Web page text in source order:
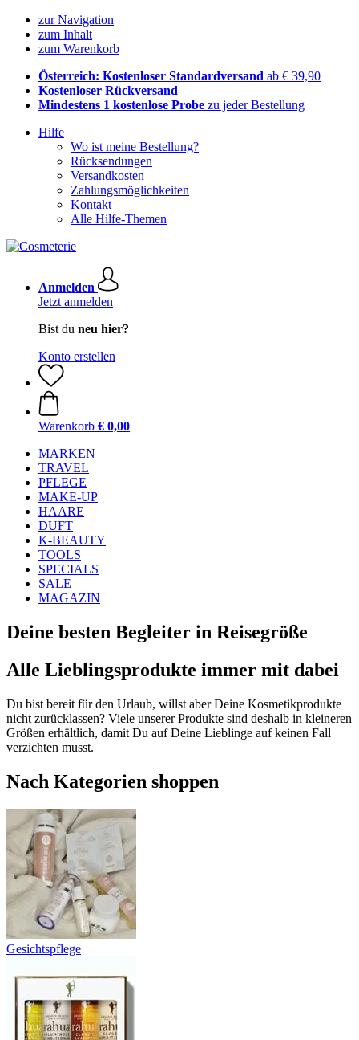
zur Navigation
zum Inhalt
zum Warenkorb
Österreich: Kostenloser Standardversand ab € 39,90
Kostenloser Rückversand
Mindestens 1 kostenlose Probe zu jeder Bestellung
Hilfe
Wo ist meine Bestellung?
Rücksendungen
Versandkosten
Zahlungsmöglichkeiten
Kontakt
Alle Hilfe-Themen
Anmelden
Jetzt anmelden
Bist du neu hier?
Konto erstellen
Warenkorb € 0,00
MARKEN
TRAVEL
PFLEGE
MAKE-UP
HAARE
DUFT
K-BEAUTY
TOOLS
SPECIALS
SALE
MAGAZIN
Deine besten Begleiter in Reisegröße
Alle Lieblingsprodukte immer mit dabei
Du bist bereit für den Urlaub, willst aber Deine Kosmetikprodukte
nicht zurücklassen? Viele unserer Produkte sind deshalb in kleineren
Größen erhältlich, damit Du auf Deine Lieblinge auf keinen Fall
verzichten musst.
Nach Kategorien shoppen
Gesichtspflege